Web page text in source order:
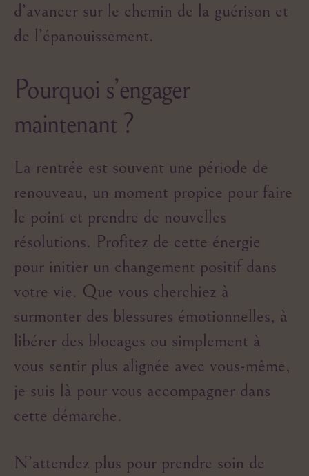
d’avancer sur le chemin de la guérison et
de l’épanouissement.
Pourquoi s’engager
maintenant ?
La rentrée est souvent une période de
renouveau, un moment propice pour faire
le point et prendre de nouvelles
résolutions. Profitez de cette énergie
pour initier un changement positif dans
votre vie. Que vous cherchiez à
surmonter des blessures émotionnelles, à
libérer des blocages ou simplement à
vous sentir plus alignée avec vous-même,
je suis là pour vous accompagner dans
cette démarche.
N’attendez plus pour prendre soin de